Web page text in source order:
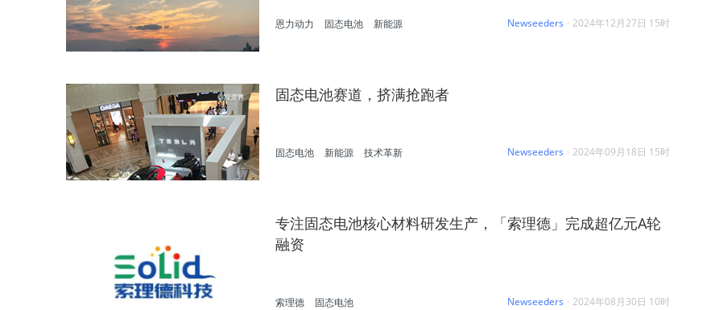
Newseeders · 2024年12月27日 15时
恩力动力 固态电池 新能源
固态电池赛道，挤满抢跑者
Newseeders · 2024年09月18日 15时
固态电池 新能源 技术革新
专注固态电池核心材料研发生产，「索理德」完成超亿元A轮
融资
Newseeders · 2024年08月30日 10时
索理德 固态电池